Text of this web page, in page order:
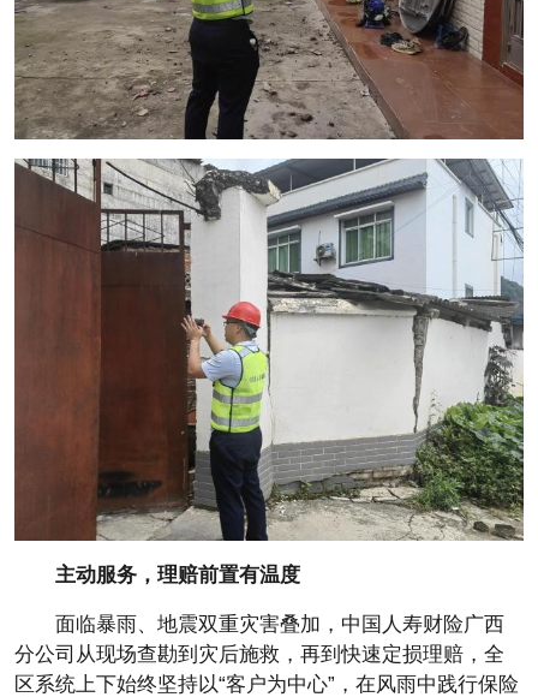
主动服务，理赔前置有温度
面临暴雨、地震双重灾害叠加，中国人寿财险广西
分公司从现场查勘到灾后施救，再到快速定损理赔，全
区系统上下始终坚持以“客户为中心”，在风雨中践行保险